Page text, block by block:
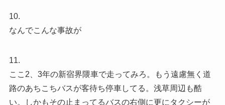
10.
なんでこんな事故が
11.
ここ2、3年の新宿界隈車で走ってみろ。もう遠慮無く道
路のあちこちバスが客待ち停車してる。浅草周辺も酷
い。しかもその止まってるバスの右側に更にタクシーが